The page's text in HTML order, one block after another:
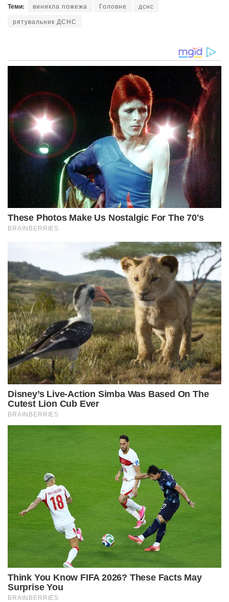
Теми: виникла пожежа Головне
дснс
рятувальник ДСНС